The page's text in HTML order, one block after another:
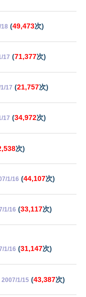
18 (49,473次)
17 (71,377次)
17 (21,757次)
17 (34,972次)
次)
1/16 (44,107次)
1/16 (33,117次)
1/16 (31,147次)
2007/1/15 (43,387次)